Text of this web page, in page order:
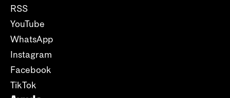
RSS
YouTube
WhatsApp
Instagram
Facebook
TikTok